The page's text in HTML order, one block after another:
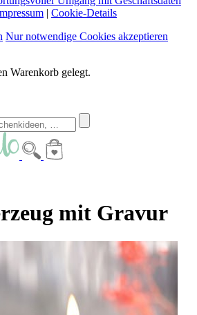
| Cookie-Details
Nur notwendige Cookies akzeptieren
Warenkorb gelegt.
mit Gravur